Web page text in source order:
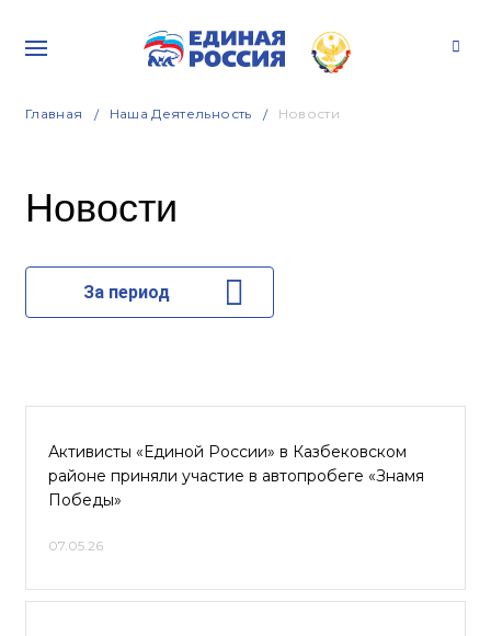
Главная Наша Деятельность Новости
Новости
За период
Активисты «Единой России» в Казбековском
районе приняли участие в автопробеге «Знамя
Победы»
07.05.26